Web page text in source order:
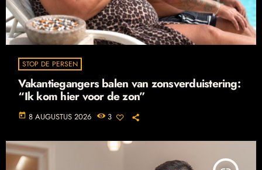
STOP DE PERSEN
Vakantiegangers balen van zonsverduistering:
“Ik kom hier voor de zon”
today 8 AUGUSTUS 2026 3